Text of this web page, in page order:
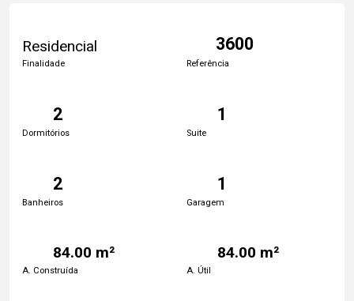
Residencial
Finalidade
3600
Referência
2
Dormitórios
1
Suite
2
Banheiros
1
Garagem
84.00 m²
A. Construída
84.00 m²
A. Útil